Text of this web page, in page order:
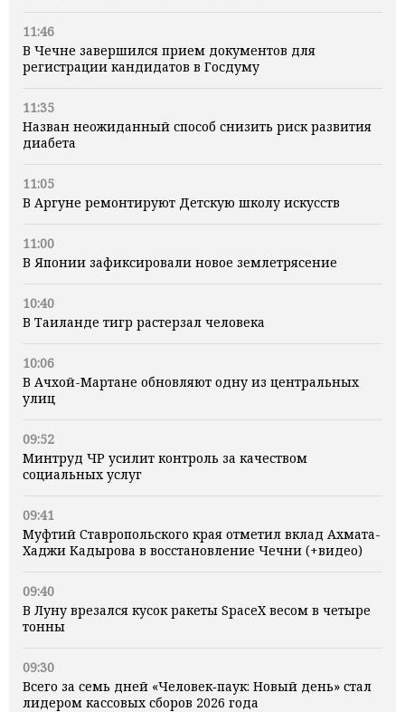
11:46
В Чечне завершился прием документов для
регистрации кандидатов в Госдуму
11:35
Назван неожиданный способ снизить риск развития
диабета
11:05
В Аргуне ремонтируют Детскую школу искусств
11:00
В Японии зафиксировали новое землетрясение
10:40
В Таиланде тигр растерзал человека
10:06
В Ачхой-Мартане обновляют одну из центральных
улиц
09:52
Минтруд ЧР усилит контроль за качеством
социальных услуг
09:41
Муфтий Ставропольского края отметил вклад Ахмата-
Хаджи Кадырова в восстановление Чечни (+видео)
09:40
В Луну врезался кусок ракеты SpaceX весом в четыре
тонны
09:30
Всего за семь дней «Человек‑паук: Новый день» стал
лидером кассовых сборов 2026 года